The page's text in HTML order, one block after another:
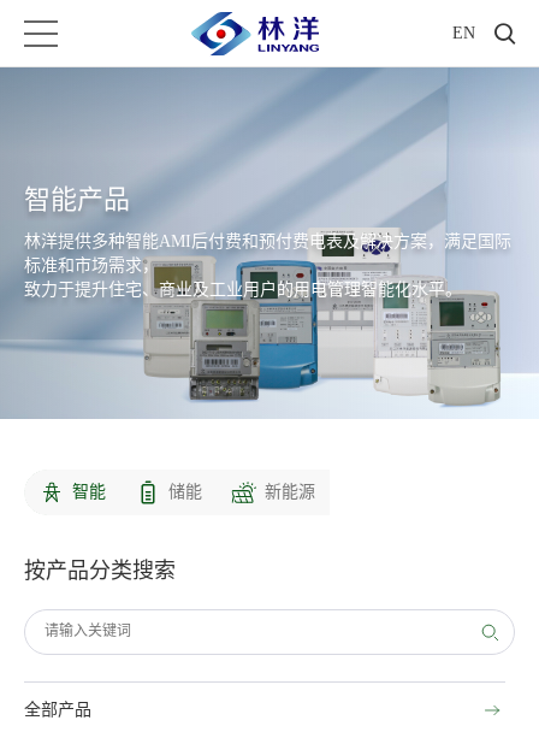
EN
智能产品
林洋提供多种智能AMI后付费和预付费电表及解决方案，满足国际
标准和市场需求，
致力于提升住宅、商业及工业用户的用电管理智能化水平。
智能 储能 新能源
按产品分类搜索
全部产品